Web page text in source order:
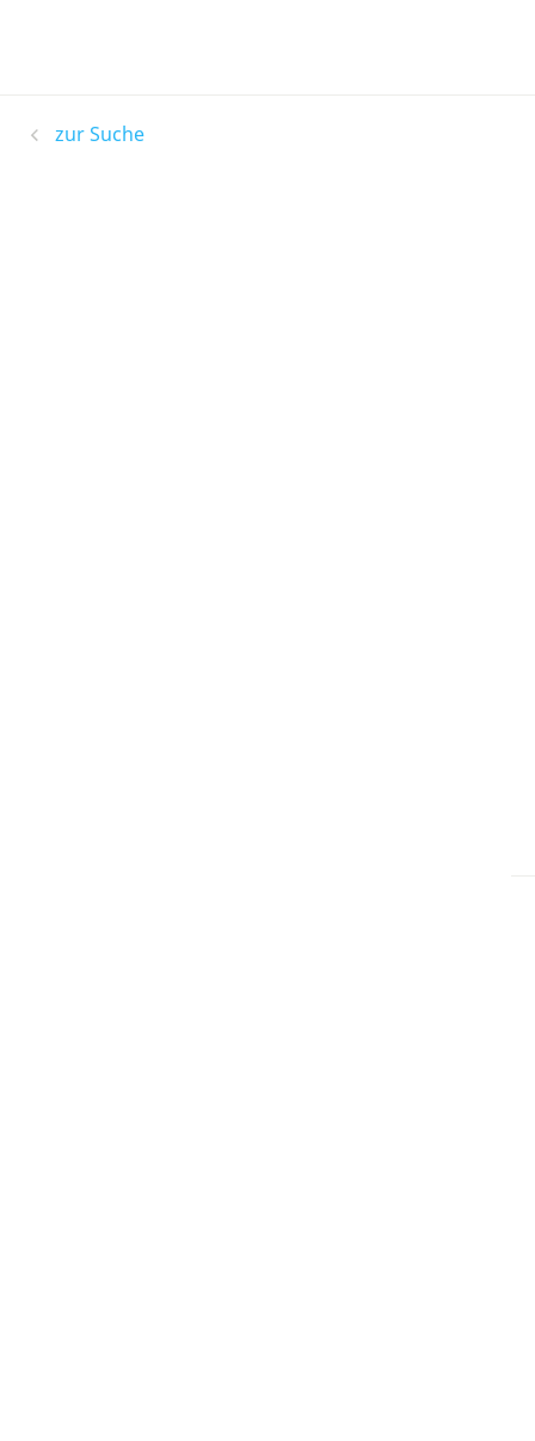
zur Suche